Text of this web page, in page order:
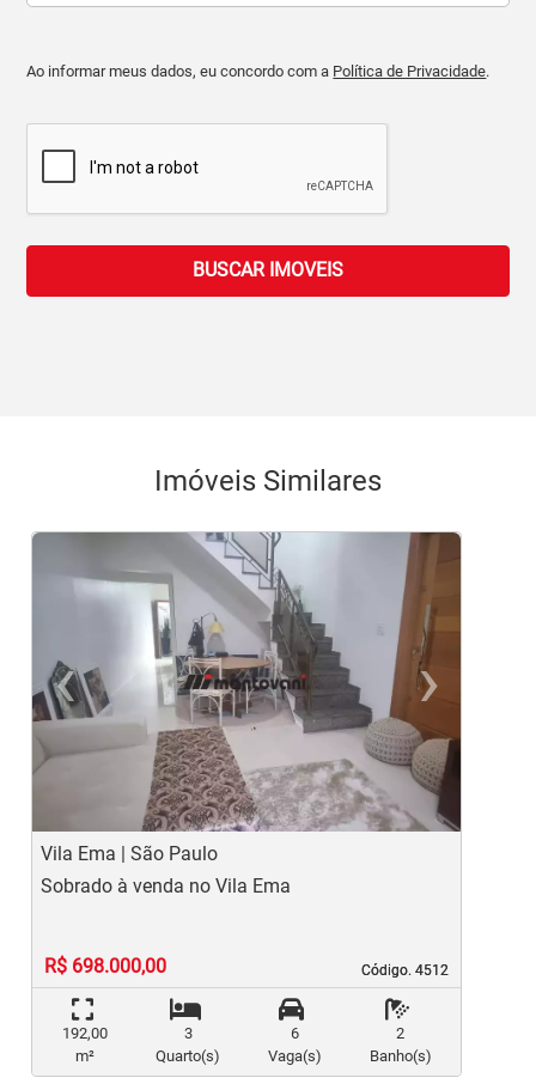
Ao informar meus dados, eu concordo com a Política de Privacidade.
BUSCAR IMOVEIS
Imóveis Similares
‹
Previous
›
Vila Ema | São Paulo
Código. 4512
Código. 4512
Sobrado à venda no Vila Ema
R$ 698.000,00
192,00
m²
3
Quarto(s)
6
Vaga(s)
2
Banho(s)